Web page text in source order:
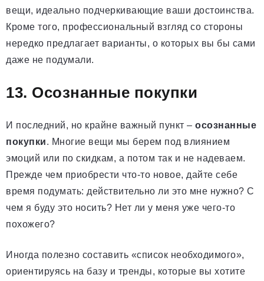
вещи, идеально подчеркивающие ваши достоинства.
Кроме того, профессиональный взгляд со стороны
нередко предлагает варианты, о которых вы бы сами
даже не подумали.
13. Осознанные покупки
И последний, но крайне важный пункт – осознанные
покупки. Многие вещи мы берем под влиянием
эмоций или по скидкам, а потом так и не надеваем.
Прежде чем приобрести что-то новое, дайте себе
время подумать: действительно ли это мне нужно? С
чем я буду это носить? Нет ли у меня уже чего-то
похожего?
Иногда полезно составить «список необходимого»,
ориентируясь на базу и тренды, которые вы хотите